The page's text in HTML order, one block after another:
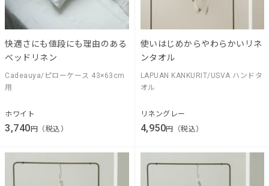
快適さにも値段にも理由のある
ベッドリネン
Cadeauya/ピローケース 43×63cm
用
ホワイト
3,740 円（税込）
使いはじめからやわらかいリネ
ンタオル
LAPUAN KANKURIT/USVA ハンドタ
オル
リネングレー
4,950円（税込）